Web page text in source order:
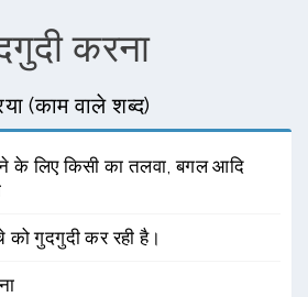
करना
(काम वाले शब्द)
के लिए किसी का तलवा, बगल आदि
को गुदगुदी कर रही है।